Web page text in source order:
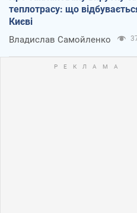
теплотрасу: що
Києві
Владислав Самойленко